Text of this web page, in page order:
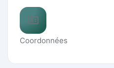
Coordonnées